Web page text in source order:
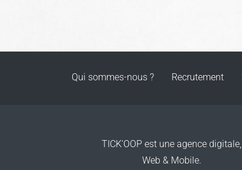
Qui sommes-nous ? Recrutement
TICK'OOP est une agence digitale,
Web & Mobile.